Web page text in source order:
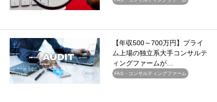
【年収500～700万円】プライ
ム上場の独立系大手コンサルテ
ィングファームが…
FAS・コンサルティングファーム